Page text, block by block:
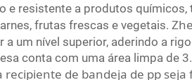
e resistente a produtos químicos,
frutas frescas e vegetais.
a um nível superior, aderindo a
conta com uma área limpa de
de bandeja de pp seja